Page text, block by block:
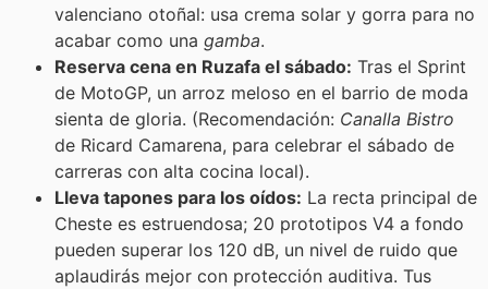
valenciano otoñal: usa crema solar y gorra para no
acabar como una gamba.
Reserva cena en Ruzafa el sábado: Tras el Sprint
de MotoGP, un arroz meloso en el barrio de moda
sienta de gloria. (Recomendación: Canalla Bistro
de Ricard Camarena, para celebrar el sábado de
carreras con alta cocina local).
Lleva tapones para los oídos: La recta principal de
Cheste es estruendosa; 20 prototipos V4 a fondo
pueden superar los 120 dB, un nivel de ruido que
aplaudirás mejor con protección auditiva. Tus